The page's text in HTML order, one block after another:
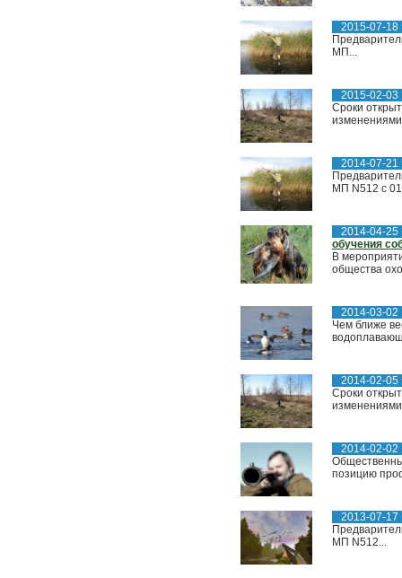
2015-07-18
МП...
2015-02-03
Сроки
2014-07-21
МП N512 с
2014-04-25
обучения
В
общества
2014-03-02
Чем ближе
2014-02-05
Сроки
2014-02-02
позицию
2013-07-17
МП N512...